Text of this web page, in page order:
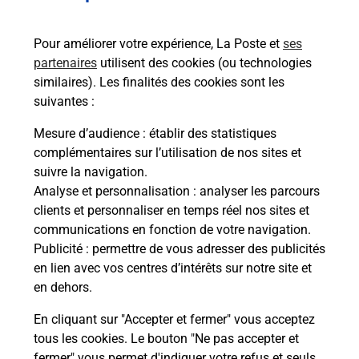
Pour améliorer votre expérience, La Poste et ses
partenaires utilisent des cookies (ou technologies
similaires). Les finalités des cookies sont les
suivantes :
Mesure d’audience : établir des statistiques
complémentaires sur l’utilisation de nos sites et
suivre la navigation.
Analyse et personnalisation : analyser les parcours
clients et personnaliser en temps réel nos sites et
communications en fonction de votre navigation.
Publicité : permettre de vous adresser des publicités
en lien avec vos centres d’intérêts sur notre site et
en dehors.
En cliquant sur "Accepter et fermer" vous acceptez
tous les cookies. Le bouton "Ne pas accepter et
Comment demander une
modification de livraison ?
Comment La Poste participe-t-elle
à votre sécurité au quotidien ?
Puis-je passer mon code de la route
avec La Poste et sous quelles
conditions ?